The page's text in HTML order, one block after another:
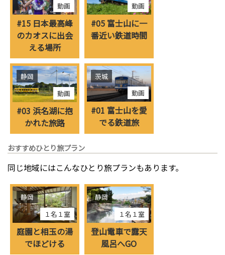
動画
#15 日本最高峰
のカオスに出会
える場所
動画
#05 富士山に一
番近い鉄道時間
動画
静岡
#03 浜名湖に抱
かれた旅路
動画
茨城
#01 富士山を愛
でる鉄道旅
おすすめひとり旅プラン
同じ地域にはこんなひとり旅プランもあります。
１名１室
静岡
庭園と相玉の湯
でほどける
１名１室
静岡
登山電車で露天
風呂へGO